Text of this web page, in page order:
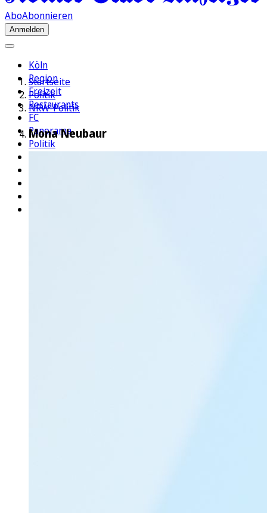
AboAbonnieren
Anmelden
Köln
Region
Freizeit
Restaurants
FC
Panorama
Politik
Startseite
Politik
NRW-Politik
Mona Neubaur